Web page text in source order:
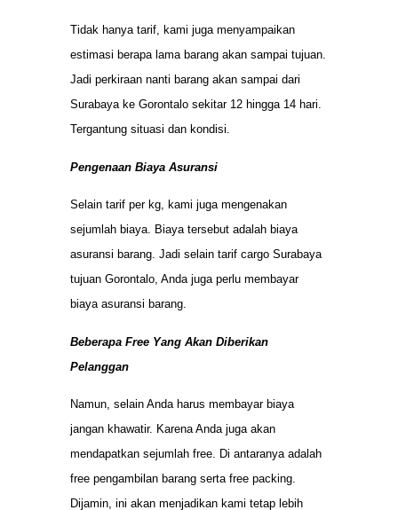
Tidak hanya tarif, kami juga menyampaikan
estimasi berapa lama barang akan sampai tujuan.
Jadi perkiraan nanti barang akan sampai dari
Surabaya ke Gorontalo sekitar 12 hingga 14 hari.
Tergantung situasi dan kondisi.
Pengenaan Biaya Asuransi
Selain tarif per kg, kami juga mengenakan
sejumlah biaya. Biaya tersebut adalah biaya
asuransi barang. Jadi selain tarif cargo Surabaya
tujuan Gorontalo, Anda juga perlu membayar
biaya asuransi barang.
Beberapa Free Yang Akan Diberikan
Pelanggan
Namun, selain Anda harus membayar biaya
jangan khawatir. Karena Anda juga akan
mendapatkan sejumlah free. Di antaranya adalah
free pengambilan barang serta free packing.
Dijamin, ini akan menjadikan kami tetap lebih